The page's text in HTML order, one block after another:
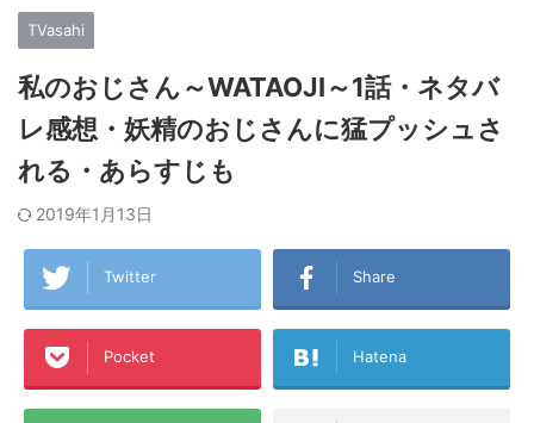
TVasahi
私のおじさん～WATAOJI～1話・ネタバ
レ感想・妖精のおじさんに猛プッシュさ
れる・あらすじも
2019年1月13日
Twitter Share
Pocket Hatena